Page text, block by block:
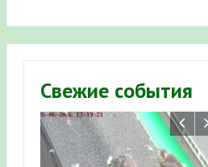
Участие
численности
Свежие события